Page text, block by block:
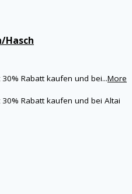
Hasch
Rabatt kaufen und bei...More
Rabatt kaufen und bei Altai